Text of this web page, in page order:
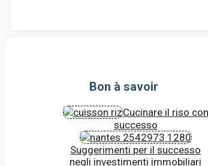
Bon à savoir
Cucinare il riso con
successo
Suggerimenti per il successo
negli investimenti immobiliari